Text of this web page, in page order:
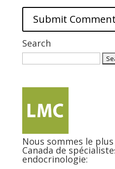
Search
Nous sommes le
Canada de
endocrinologie: